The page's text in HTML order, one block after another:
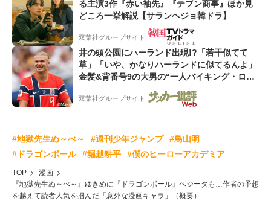
る主演3作『赤い袖先』『テプン商事』ほか見
どころ一挙解説【サランヘジョ韓ドラ】
双葉社グループサイト
井の頭公園にハーランド出現!?「若干似てて
草」「いや、かなりハーランドに似てるんよ」
金髪&背番号9の大男の“一人バイキング・ロ
ー”映像が話題!「元気をもらった」
双葉社グループサイト
#地獄先生ぬ～べ～ #週刊少年ジャンプ
#鳥山明
#ドラゴンボール
#堀越耕平 #僕のヒーローアカデミア
TOP
漫画
『地獄先生ぬ～べ～』ゆきめに『ドラゴンボール』ベジータも…作者の予想
を越えて読者人気を掴んだ「意外な漫画キャラ」（概要）